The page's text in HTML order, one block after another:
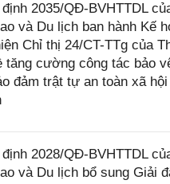
2035/QĐ-BVHTTDL
và Du lịch ban hành Kế
Chỉ thị 24/CT-TTg của
tăng cường công tác bảo
đảm trật tự an toàn xã
2028/QĐ-BVHTTDL
và Du lịch bổ sung Giải